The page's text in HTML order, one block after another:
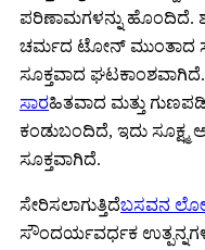
ಪರಿಣಾಮಗಳನ್ನು ಹೊಂದಿದೆ.
ಚರ್ಮದ ಟೋನ್ ಮುಂತಾದ
ಸೂಕ್ತವಾದ
ಸಾರಹಿತವಾದ ಮತ್ತು
ಕಂಡುಬಂದಿದೆ, ಇದು
ಸೂಕ್ತವಾಗಿದೆ.
ಸೇರಿಸಲಾಗುತ್ತಿದೆಬಸವನ
ಸೌಂದರ್ಯವರ್ಧಕ